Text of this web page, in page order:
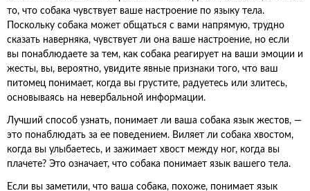
то, что собака чувствует ваше настроение по языку тела.
Поскольку собака может общаться с вами напрямую, трудно
сказать наверняка, чувствует ли она ваше настроение, но если
вы понаблюдаете за тем, как собака реагирует на ваши эмоции и
жесты, вы, вероятно, увидите явные признаки того, что ваш
питомец понимает, когда вы грустите, радуетесь или злитесь,
основываясь на невербальной информации.
Лучший способ узнать, понимает ли ваша собака язык жестов, —
это понаблюдать за ее поведением. Виляет ли собака хвостом,
когда вы улыбаетесь, и зажимает хвост между ног, когда вы
плачете? Это означает, что собака понимает язык вашего тела.
Если вы заметили, что ваша собака, похоже, понимает язык